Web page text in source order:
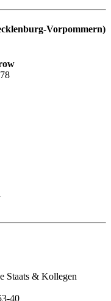
Vorpommern)
Staats & Kollegen
40